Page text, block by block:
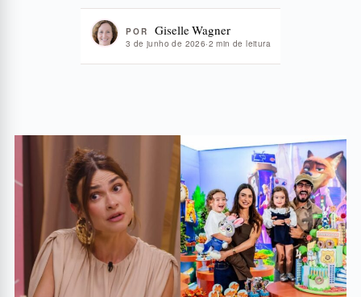
POR Giselle Wagner
3 de junho de 2026·2 min de leitura